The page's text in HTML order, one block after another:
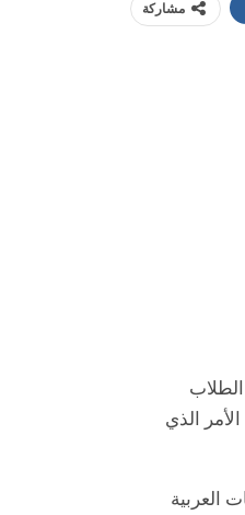
مشاركة
الطلاب
من 100 جامعة مصنفة عالمية. الأمر الذي
العربية